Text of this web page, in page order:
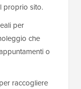
proprio sito.
per
che
o
raccogliere